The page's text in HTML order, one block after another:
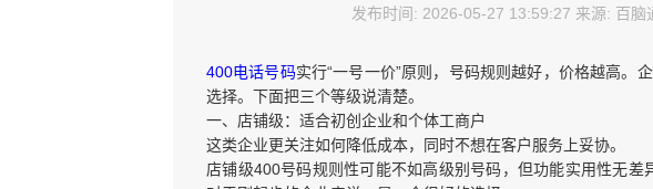
发布时间: 2026-05-27 13:59:27 来源: 百脑
400电话号码实行“一号一价”原则，号码规则越好，价格越高。
选择。下面把三个等级说清楚。
一、店铺级：适合初创企业和个体工商户
这类企业更关注如何降低成本，同时不想在客户服务上妥协。
店铺级400号码规则性可能不如高级别号码，但功能实用性无差